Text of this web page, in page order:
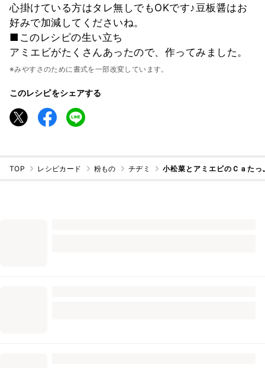
心掛けている方はタレ無しでもOKです♪豆板醤はお
好みで加減してくださいね。
■このレシピの生い立ち
アミエビがたくさんあったので、作ってみました。
※みやすさのために書式を一部改変しています。
このレシピをシェアする
TOP レシピカード 粉もの チヂミ 小松菜とアミエビのＣａたっ